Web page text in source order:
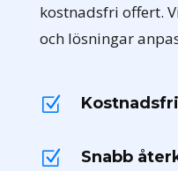
kostnadsfri offert.
och lösningar
Z
Z Snabb